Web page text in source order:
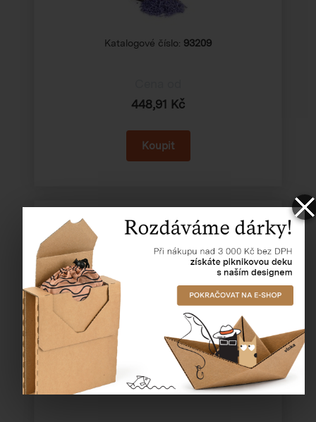
Katalogové číslo: 93209
448,91 Kč
Celofán v arších (nepravý celofán)
Katalogové číslo: 60130